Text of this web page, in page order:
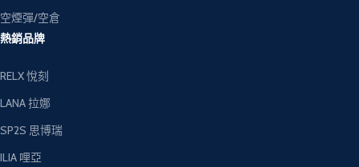
空煙彈/空倉
熱銷品牌
RELX 悅刻
LANA 拉娜
SP2S 思博瑞
ILIA 哩亞